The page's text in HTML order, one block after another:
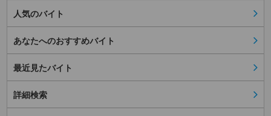
人気のバイト
あなたへのおすすめバイト
最近見たバイト
詳細検索